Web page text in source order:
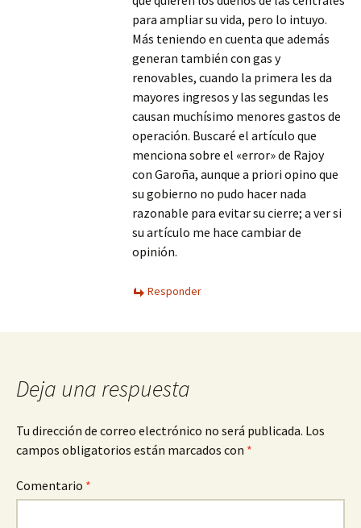
para ampliar su vida, pero lo intuyo.
Más teniendo en cuenta que además
generan también con gas y
renovables, cuando la primera les da
mayores ingresos y las segundas les
causan muchísimo menores gastos de
operación. Buscaré el artículo que
menciona sobre el «error» de Rajoy
con Garoña, aunque a priori opino que
su gobierno no pudo hacer nada
razonable para evitar su cierre; a ver si
su artículo me hace cambiar de
opinión.
Responder
Deja una respuesta
Tu dirección de correo electrónico no será publicada. Los
campos obligatorios están marcados con *
Comentario *